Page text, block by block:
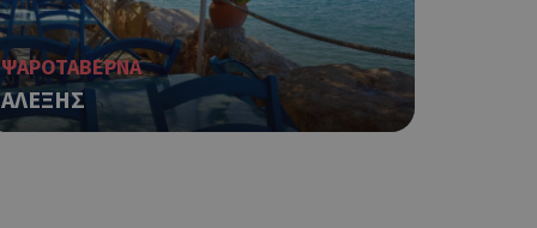
ΨΑΡΟΤΑΒΕΡΝΑ
ΑΛΕΞΗΣ
που
για ένα
μεταβλητών